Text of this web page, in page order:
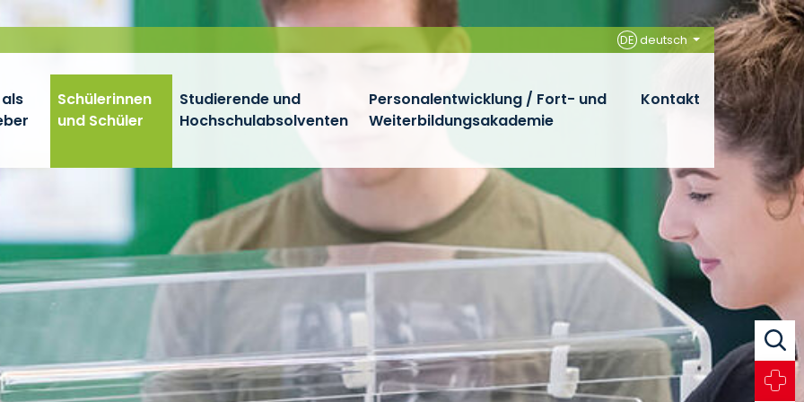
DEdeutsch
Schülerinnen
und Schüler
Studierende und
Hochschulabsolventen
Personalentwicklung / Fort- und
Weiterbildungsakademie
Kontakt
Notfall